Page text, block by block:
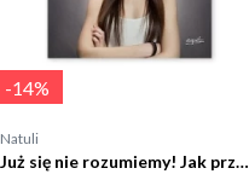
-14%
Natuli
Już się nie rozumiemy! Jak przeżyć czas trzaskających drzwi Esprit